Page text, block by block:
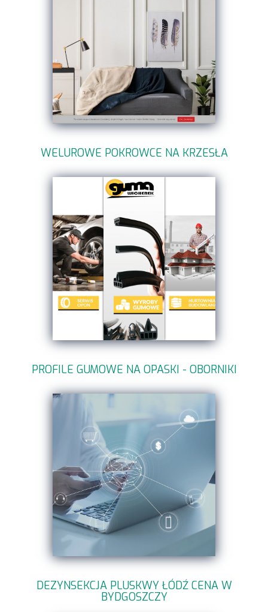
WELUROWE POKROWCE NA KRZESŁA
PROFILE GUMOWE NA OPASKI - OBORNIKI
DEZYNSEKCJA PLUSKWY ŁÓDŹ CENA W
BYDGOSZCZY